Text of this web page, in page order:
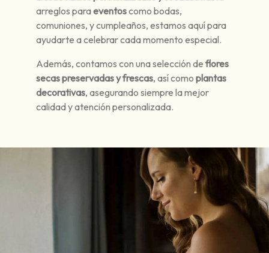
arreglos paraeventoscomo bodas,
comuniones, y cumpleaños, estamos aquí para
ayudarte a celebrar cada momento especial.
Además, contamos con una selección deflores
secas preservadas y frescas, así como plantas
decorativas, asegurando siempre la mejor
calidad y atención personalizada.